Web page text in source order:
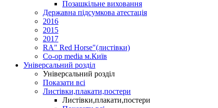
Позашкільне виховання
Державна підсумкова атестація
2016
2015
2017
RA" Red Horse"(листівки)
Co-op media м.Київ
Універсальний розділ
Універсальний розділ
Показати всі
Листівки,плакати,постери
Листівки,плакати,постери